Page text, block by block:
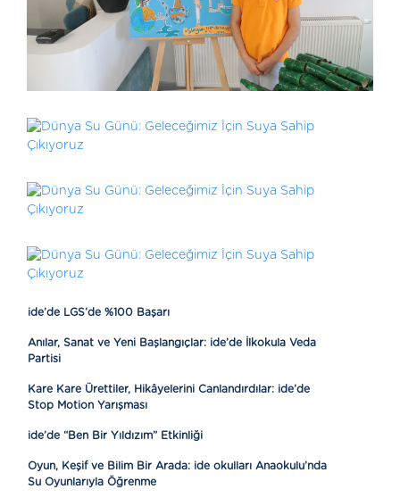
ide’de LGS’de %100 Başarı
Anılar, Sanat ve Yeni Başlangıçlar: ide’de İlkokula Veda
Partisi
Kare Kare Ürettiler, Hikâyelerini Canlandırdılar: ide’de
Stop Motion Yarışması
ide’de “Ben Bir Yıldızım” Etkinliği
Oyun, Keşif ve Bilim Bir Arada: ide okulları Anaokulu’nda
Su Oyunlarıyla Öğrenme